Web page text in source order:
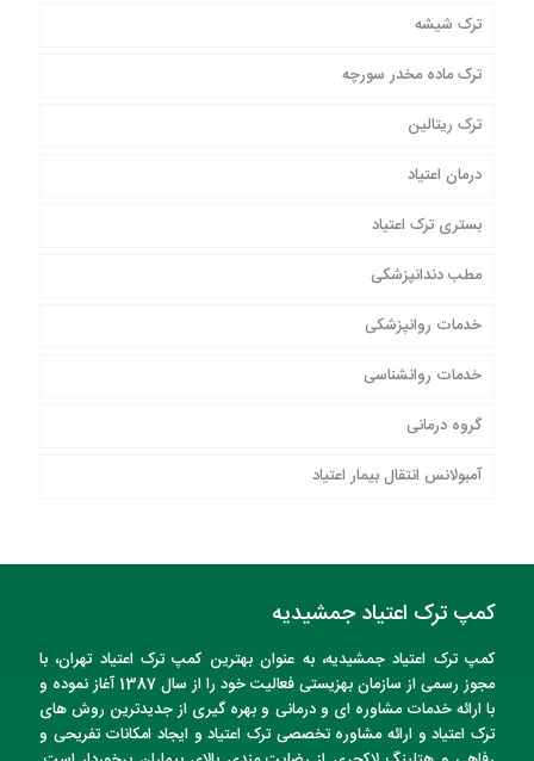
ترک شیشه
ترک ماده مخدر سورچه
ترک ریتالین
درمان اعتیاد
بستری ترک اعتیاد
مطب دندانپزشکی
خدمات روانپزشکی
خدمات روانشناسی
گروه درمانی
آمبولانس انتقال بیمار اعتیاد
کمپ ترک اعتیاد جمشیدیه
کمپ ترک اعتیادجمشیدیه، به عنوانبهترین کمپ ترک اعتیاد تهران، با
مجوز رسمی از سازمان بهزیستی فعالیت خود را از سال 1387 آغاز نموده و
با ارائه خدمات مشاوره ای و درمانی و بهره گیری از جدیدترین روش های
ترک اعتیاد و ارائه مشاوره تخصصی ترک اعتیاد و ایجاد امکانات تفریحی و